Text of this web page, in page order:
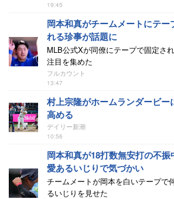
19:45
岡本和真がチームメートにテー
れる珍事が話題に
MLB公式Xが同僚にテープで固定さ
注目を集めた
フルカウント
13:47
村上宗隆がホームランダービー
高める
デイリー新潮
10:56
岡本和真が18打数無安打の不
愛あるいじりで気づかい
チームメートが岡本を白いテープで
るいじりを見せた